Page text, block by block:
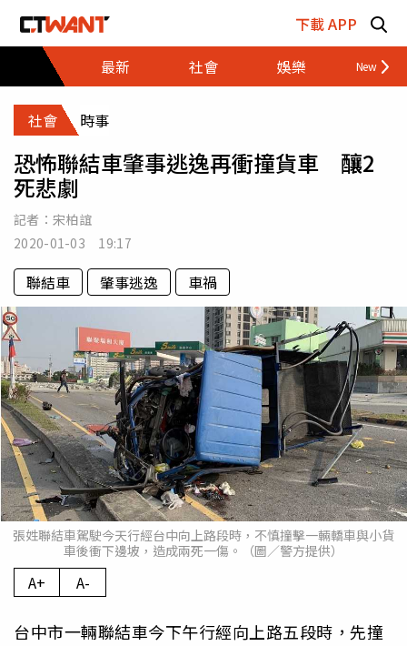
下載 APP
最新
社會 娛樂 財經
社會 時事
恐怖聯結車肇事逃逸再衝撞貨車 釀2
死悲劇
記者： 宋柏誼
2020-01-03 19:17
聯結車 肇事逃逸 車禍
張姓聯結車駕駛今天行經台中向上路段時，不慎撞擊一輛轎車與小貨
車後衝下邊坡，造成兩死一傷。（圖／警方提供）
A+ A-
台中市一輛聯結車今下午行經向上路五段時，先撞